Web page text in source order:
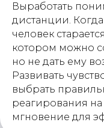
Выработать
дистанции. Когда
человек
котором можно
но не дать ему
Развивать
выбрать
реагирования на
мгновение для